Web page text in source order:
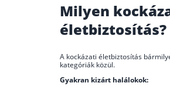
Milyen
életbiztosítás?
A kockázati életbiztosítás
kategóriák közül.
Gyakran kizárt halálokok: